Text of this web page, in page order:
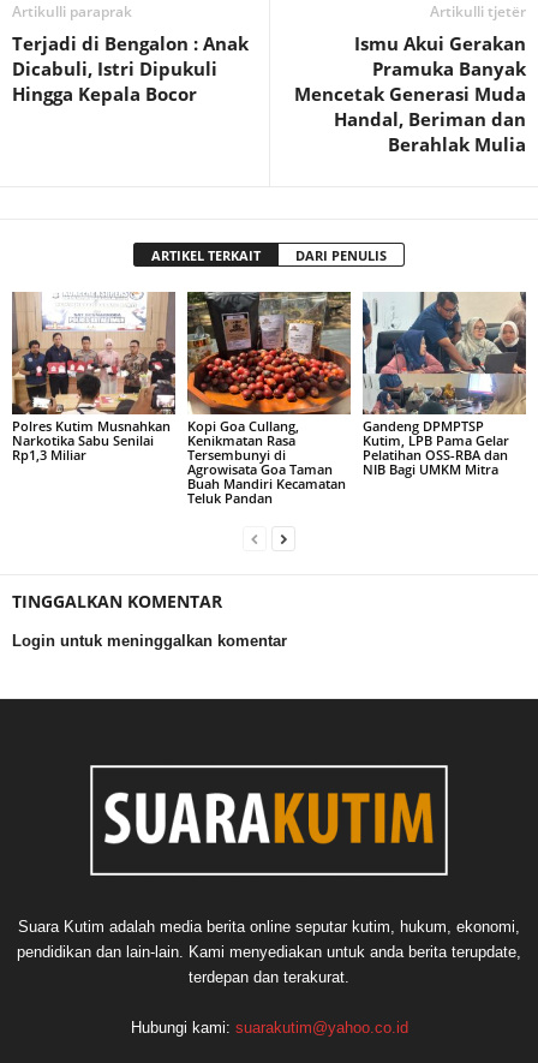
Artikulli paraprak
Terjadi di Bengalon : Anak
Dicabuli, Istri Dipukuli
Hingga Kepala Bocor
Artikulli tjetër
Ismu Akui Gerakan
Pramuka Banyak
Mencetak Generasi Muda
Handal, Beriman dan
Berahlak Mulia
ARTIKEL TERKAIT DARI PENULIS
Polres Kutim Musnahkan
Narkotika Sabu Senilai
Rp1,3 Miliar
Kopi Goa Cullang,
Kenikmatan Rasa
Tersembunyi di
Agrowisata Goa Taman
Buah Mandiri Kecamatan
Teluk Pandan
Gandeng DPMPTSP
Kutim, LPB Pama Gelar
Pelatihan OSS-RBA dan
NIB Bagi UMKM Mitra
TINGGALKAN KOMENTAR
Login untuk meninggalkan komentar
Suara Kutim adalah media berita online seputar kutim, hukum, ekonomi,
pendidikan dan lain-lain. Kami menyediakan untuk anda berita terupdate,
terdepan dan terakurat.
Hubungi kami: suarakutim@yahoo.co.id